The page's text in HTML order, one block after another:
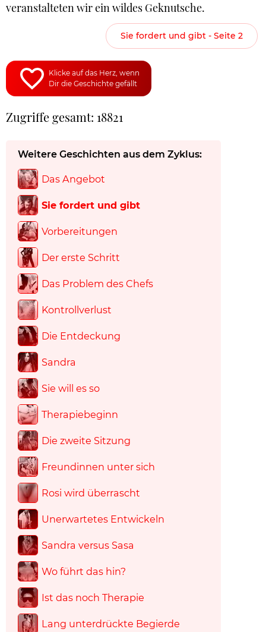
veranstalteten wir ein wildes Geknutsche.
Sie fordert und gibt - Seite 2
Klicke auf das Herz, wenn
Dir die Geschichte gefällt
Zugriffe gesamt: 18821
Weitere Geschichten aus dem Zyklus:
Das Angebot
Sie fordert und gibt
Vorbereitungen
Der erste Schritt
Das Problem des Chefs
Kontrollverlust
Die Entdeckung
Sandra
Sie will es so
Therapiebeginn
Die zweite Sitzung
Freundinnen unter sich
Rosi wird überrascht
Unerwartetes Entwickeln
Sandra versus Sasa
Wo führt das hin?
Ist das noch Therapie
Lang unterdrückte Begierde